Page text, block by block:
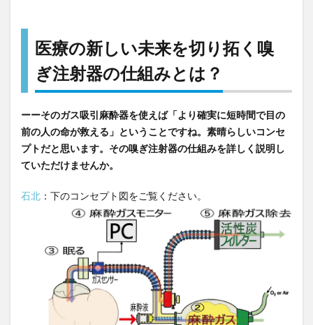
医療の新しい未来を切り拓く嗅
ぎ注射器の仕組みとは？
ーーそのガス吸引麻酔器を使えば「より確実に短時間で目の
前の人の命が救える」ということですね。素晴らしいコンセ
プトだと思います。その嗅ぎ注射器の仕組みを詳しく説明し
ていただけませんか。
石北 ：下のコンセプト図をご覧ください。